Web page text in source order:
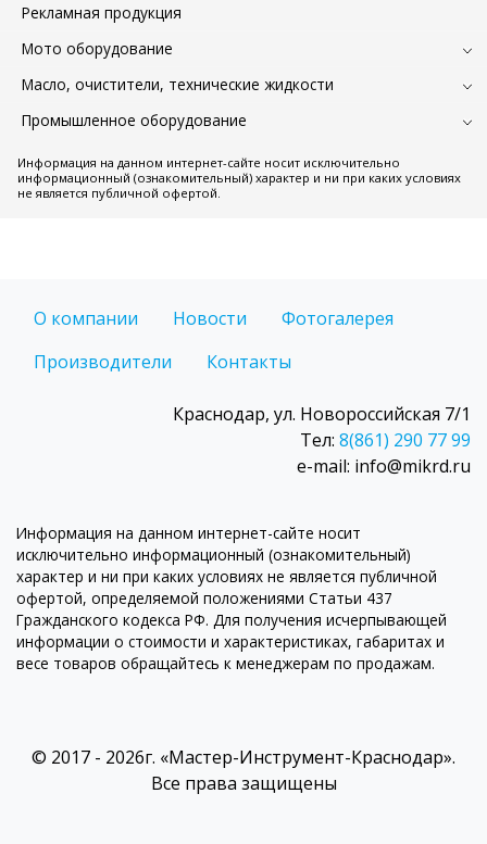
Рекламная продукция
Мото оборудование
Масло, очистители, технические жидкости
Промышленное оборудование
Информация на данном интернет-сайте носит исключительно
информационный (ознакомительный) характер и ни при каких условиях
не является публичной офертой.
О компании Новости
Фотогалерея
Производители
Контакты
Краснодар, ул. Новороссийская 7/1
Тел: 8(861) 290 77 99
e-mail: info@mikrd.ru
Информация на данном интернет-сайте носит
исключительно информационный (ознакомительный)
характер и ни при каких условиях не является публичной
офертой, определяемой положениями Статьи 437
Гражданского кодекса РФ. Для получения исчерпывающей
информации о стоимости и характеристиках, габаритах и
весе товаров обращайтесь к менеджерам по продажам.
© 2017 - 2026г. «Мастер-Инструмент-Краснодар».
Все права защищены